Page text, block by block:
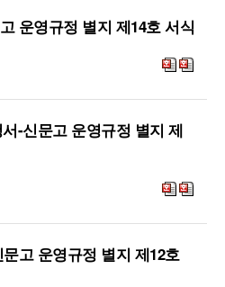
운영규정 별지 제14호 서식
-신문고 운영규정 별지 제
고 운영규정 별지 제12호